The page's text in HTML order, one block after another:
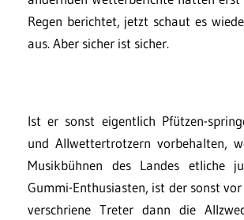
Regen berichtet, jetzt schaut es
aus. Aber sicher ist sicher.
Ist er sonst eigentlich Pfützen-
und Allwettertrotzern vorbehalten,
Musikbühnen des Landes etliche
Gummi-Enthusiasten, ist der sonst
verschriene Treter dann die